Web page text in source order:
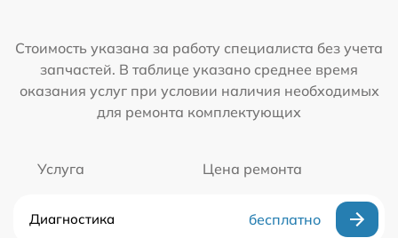
Стоимость указана за работу специалиста без учета
запчастей. В таблице указано среднее время
оказания услуг при условии наличия необходимых
для ремонта комплектующих
Услуга Цена ремонта
Диагностика бесплатно